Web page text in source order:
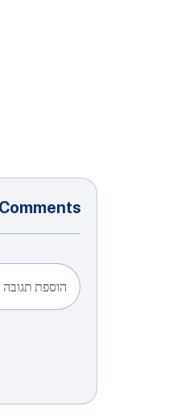
Comments
הוספת תגובה